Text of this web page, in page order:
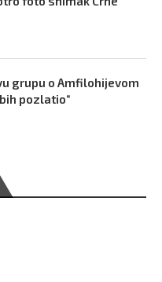
grupu o Amfilohijevom
pozlatio“